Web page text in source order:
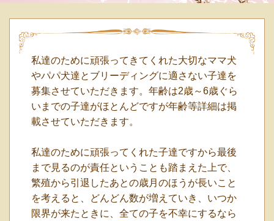
私達のために頑張ってきてくれた大切なママ犬
やパパ犬達とブリーディングに適さない子達を
募集させていただきます。年齢は2歳～6歳ぐら
いまでの子達がほとんどですが年齢等詳細は掲
載させていただきます。
私達のために頑張ってくれた子達ですから最後
まで見るのが責任ということも踏まえた上で、
繁殖から引退したあとの歳月のほうが長いこと
を考えると、どんどん数が増えていき、いつか
限界が来たときに、全ての子を不幸にするなら